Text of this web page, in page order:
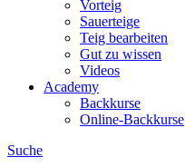
Vorteig
Sauerteige
Teig bearbeiten
Gut zu wissen
Videos
Academy
Backkurse
Online-Backkurse
Suche